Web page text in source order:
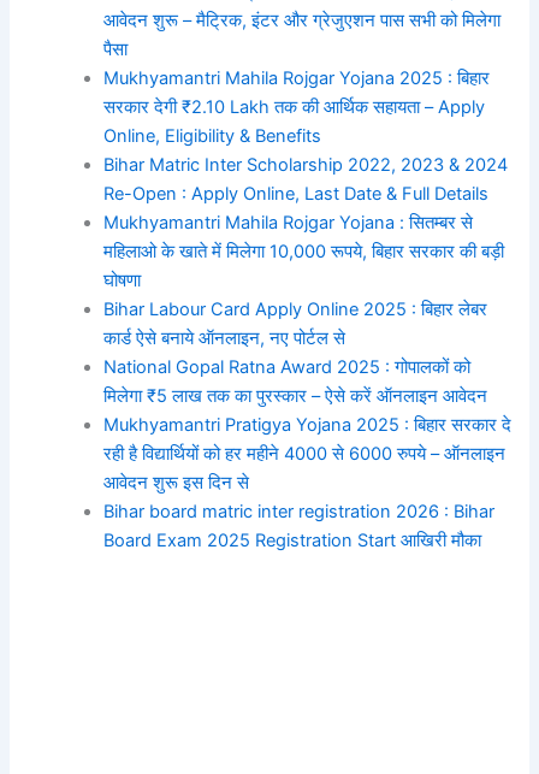
आवेदन शुरू – मैट्रिक, इंटर और ग्रेजुएशन पास सभी को मिलेगा
पैसा
Mukhyamantri Mahila Rojgar Yojana 2025 : बिहार
सरकार देगी ₹2.10 Lakh तक की आर्थिक सहायता – Apply
Online, Eligibility & Benefits
Bihar Matric Inter Scholarship 2022, 2023 & 2024
Re-Open : Apply Online, Last Date & Full Details
Mukhyamantri Mahila Rojgar Yojana : सितम्बर से
महिलाओ के खाते में मिलेगा 10,000 रूपये, बिहार सरकार की बड़ी
घोषणा
Bihar Labour Card Apply Online 2025 : बिहार लेबर
कार्ड ऐसे बनाये ऑनलाइन, नए पोर्टल से
National Gopal Ratna Award 2025 : गोपालकों को
मिलेगा ₹5 लाख तक का पुरस्कार – ऐसे करें ऑनलाइन आवेदन
Mukhyamantri Pratigya Yojana 2025 : बिहार सरकार दे
रही है विद्यार्थियों को हर महीने 4000 से 6000 रुपये – ऑनलाइन
आवेदन शुरू इस दिन से
Bihar board matric inter registration 2026 : Bihar
Board Exam 2025 Registration Start आखिरी मौका